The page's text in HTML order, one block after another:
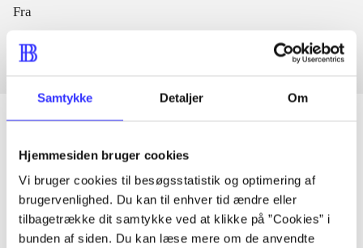
Samtykke Detaljer Om
Hjemmesiden bruger cookies
Vi bruger cookies til besøgsstatistik og optimering af
brugervenlighed. Du kan til enhver tid ændre eller
tilbagetrække dit samtykke ved at klikke på ”Cookies” i
bunden af siden. Du kan læse mere om de anvendte
Fra
Artikler
Alle registrerede artikler fordelt på udgivelser
...